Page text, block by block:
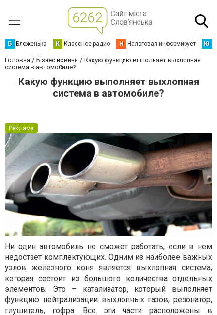
Б Бложенька К Классное радио Н Налоговая информирует Ю
Головна Бізнес новини
Какую функцию выполняет выхлопная
система в автомобиле?
Какую функцию выполняет выхлопная
система в автомобиле?
Реклама
Ни один автомобиль не сможет работать, если в нем
недостает комплектующих. Одним из наиболее важных
узлов железного коня является выхлопная система,
которая состоит из большого количества отдельных
элементов. Это – катализатор, который выполняет
функцию нейтрализации выхлопных газов, резонатор,
глушитель, гофра. Все эти части расположены в